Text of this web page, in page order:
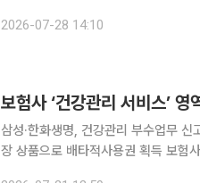
로운 보장 범위를 발굴하려는 손보사
2026-07-28 14:10
보험사 ‘건강관리 서비스’
삼성·한화생명, 건강관리 부수업무
장 상품으로 배타적사용권 획득 보험사들이 부수업무 확대와 AI 기반 상품 출시를 통해 ‘건강관리